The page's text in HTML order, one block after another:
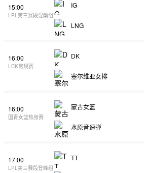
15:00
LPL第三赛段涅槃组
IG
LNG
16:00
LCK常规赛
DK
塞尔维亚女排
16:00
国青女篮热身赛
蒙古女篮
水原音速弹
17:00
LPL第三赛段登峰组
TT